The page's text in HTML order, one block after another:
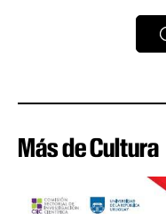
Más de Cultura